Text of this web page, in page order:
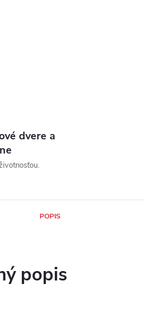
dvere a
POPIS
popis